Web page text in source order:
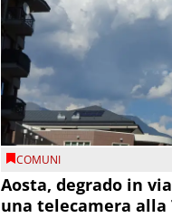
COMUNI
Aosta, degrado in
una telecamera alla